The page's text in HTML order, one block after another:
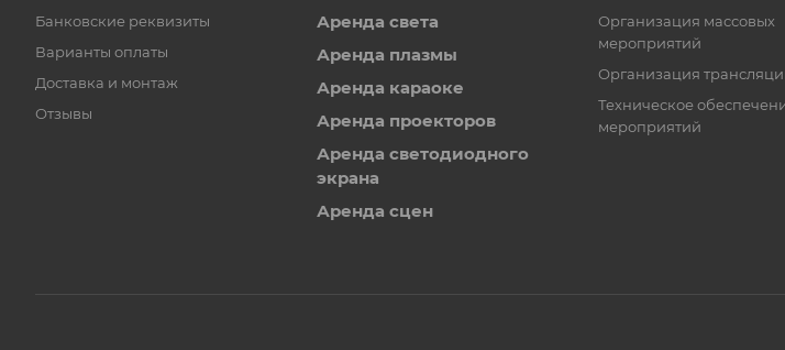
Банковские реквизиты
Варианты оплаты
Доставка и монтаж
Отзывы
Аренда света
Аренда плазмы
Аренда караоке
Аренда проекторов
Аренда светодиодного
экрана
Аренда сцен
Организация массовых
мероприятий
Организация
Техническое
мероприятий